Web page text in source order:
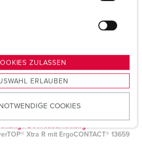
ZULASSEN
ERLAUBEN
COOKIES
Xtra R mit ErgoCONTACT® 13659
Xtra R mit ErgoCONTACT® 13659
DWG
/ Betriebsanleitung
Xtra R mit ErgoCONTACT® 13659